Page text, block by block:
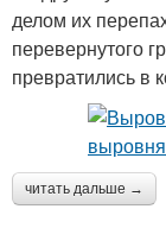
делом их
перевернутого
превратились в
читать дальше →